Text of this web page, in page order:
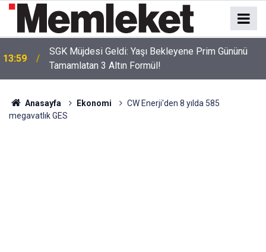
13:59
SGK Müjdesi Geldi: Yaşı Bekleyene Prim Gününü
Tamamlatan 3 Altın Formül!
Anasayfa Ekonomi
CW Enerji'den 8 yılda 585
megavatlık GES